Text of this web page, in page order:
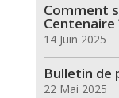
Comment
Centenaire
14 Juin 2025
Bulletin de
22 Mai 2025